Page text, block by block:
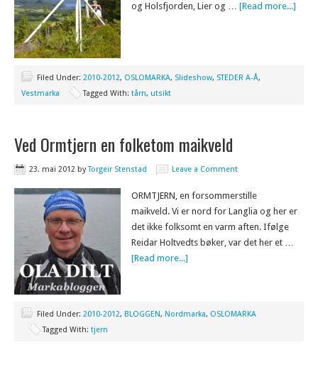
og Holsfjorden, Lier og … [Read more...]
Filed Under: 2010-2012, OSLOMARKA, Slideshow, STEDER A-Å,
Vestmarka
Tagged With: tårn, utsikt
Ved Ormtjern en folketom maikveld
23. mai 2012 byTorgeir Stenstad Leave a Comment
ORMTJERN, en forsommerstille
maikveld. Vi er nord for Langlia og her er
det ikke folksomt en varm aften. Ifølge
Reidar Holtvedts bøker, var det her et …
[Read more...]
Filed Under: 2010-2012, BLOGGEN, Nordmarka, OSLOMARKA
Tagged With: tjern